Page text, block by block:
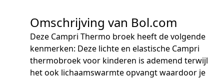
Omschrijving van Bol.com
Deze Campri Thermo broek heeft de volgende
kenmerken: Deze lichte en elastische Campri
thermobroek voor kinderen is ademend terwijl
het ook lichaamswarmte opvangt waardoor je